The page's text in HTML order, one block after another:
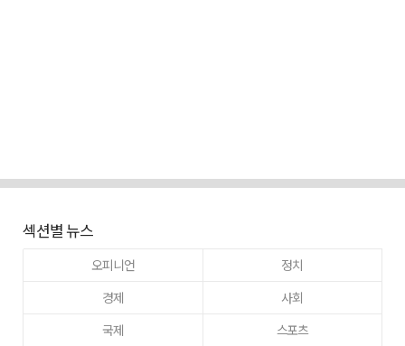
섹션별 뉴스
오피니언
정치
경제
사회
국제
스포츠